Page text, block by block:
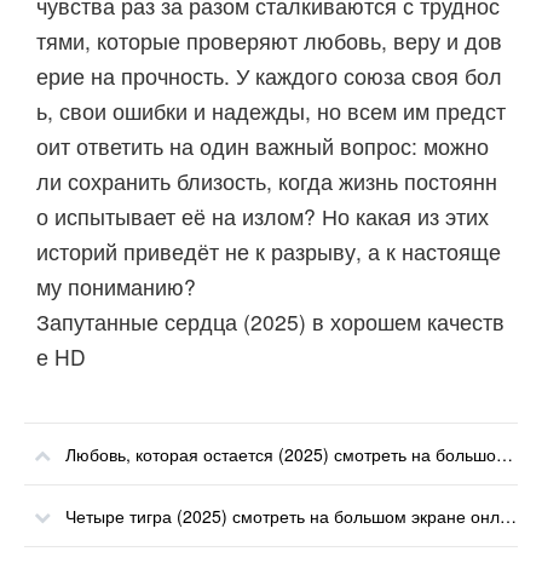
тями, которые проверяют любовь, веру и дов
ерие на прочность. У каждого союза своя бол
ь, свои ошибки и надежды, но всем им предст
оит ответить на один важный вопрос: можно
ли сохранить близость, когда жизнь постоянн
о испытывает её на излом? Но какая из этих
историй приведёт не к разрыву, а к настояще
му пониманию?
Запутанные сердца (2025) в хорошем качеств
е HD
Любовь, которая остается (2025) смотреть на большом экране онлайн
Четыре тигра (2025) смотреть на большом экране онлайн